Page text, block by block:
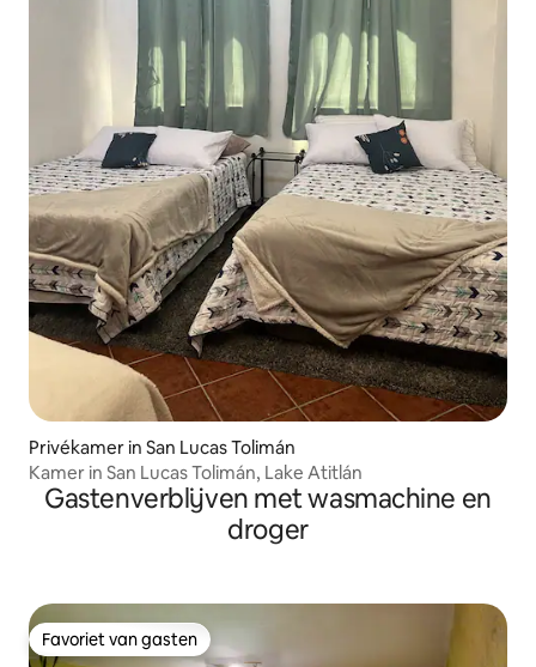
Privékamer in San Lucas Tolimán
Kamer in San Lucas Tolimán, Lake Atitlán
Gastenverblijven met wasmachine en
droger
Favoriet van gasten
Favoriet van gasten